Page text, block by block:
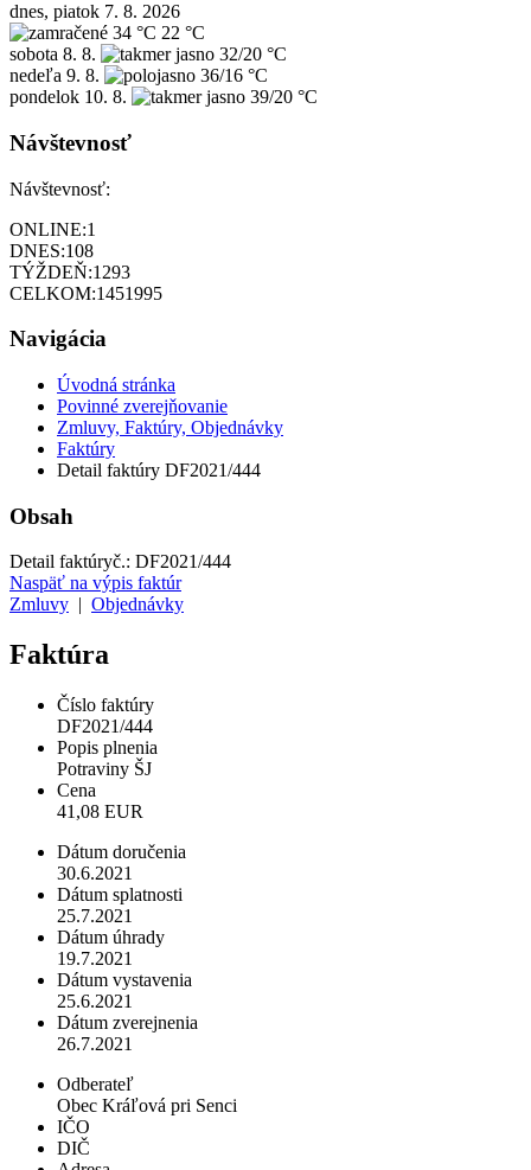
dnes, piatok 7. 8. 2026
34 °C 22 °C
sobota 8. 8.
32/20 °C
nedeľa 9. 8.
36/16 °C
pondelok 10. 8. 39/20 °C
Návštevnosť
Návštevnosť:
ONLINE:1
DNES:108
TÝŽDEŇ:1293
CELKOM:1451995
Navigácia
Úvodná stránka
Povinné zverejňovanie
Zmluvy, Faktúry, Objednávky
Faktúry
Detail faktúry DF2021/444
Obsah
Detail faktúryč.: DF2021/444
Naspäť na výpis faktúr
Zmluvy
Objednávky
Faktúra
Číslo faktúry
DF2021/444
Popis plnenia
Potraviny ŠJ
Cena
41,08 EUR
Dátum doručenia
30.6.2021
Dátum splatnosti
25.7.2021
Dátum úhrady
19.7.2021
Dátum vystavenia
25.6.2021
Dátum zverejnenia
26.7.2021
Odberateľ
Obec Kráľová pri Senci
IČO
DIČ